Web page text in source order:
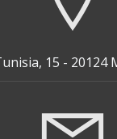
15 - 20124